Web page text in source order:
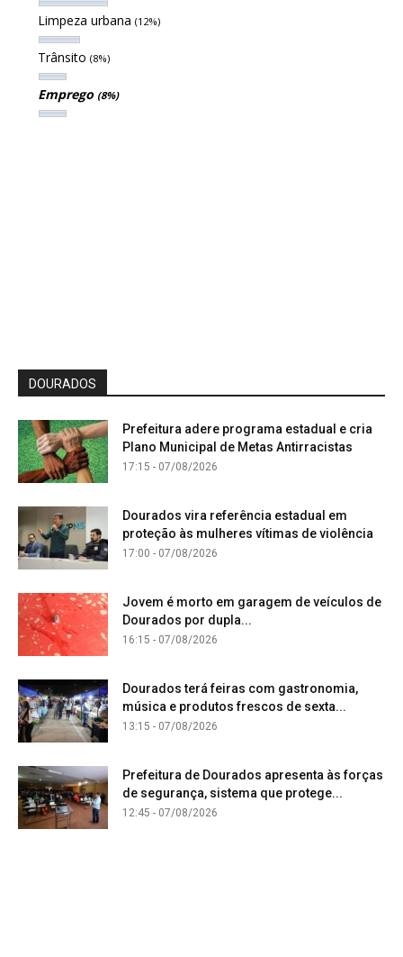
Limpeza urbana (12%)
Trânsito (8%)
Emprego (8%)
DOURADOS
Prefeitura adere programa estadual e cria
Plano Municipal de Metas Antirracistas
17:15 - 07/08/2026
Dourados vira referência estadual em
proteção às mulheres vítimas de violência
17:00 - 07/08/2026
Jovem é morto em garagem de veículos de
Dourados por dupla...
16:15 - 07/08/2026
Dourados terá feiras com gastronomia,
música e produtos frescos de sexta...
13:15 - 07/08/2026
Prefeitura de Dourados apresenta às forças
de segurança, sistema que protege...
12:45 - 07/08/2026